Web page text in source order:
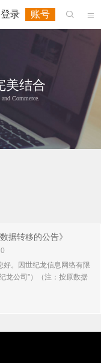

录 账号 
美结合
Commerce.
据转移的公告》
好。因世纪龙信息网络有限
龙公司”）（注：按原数据